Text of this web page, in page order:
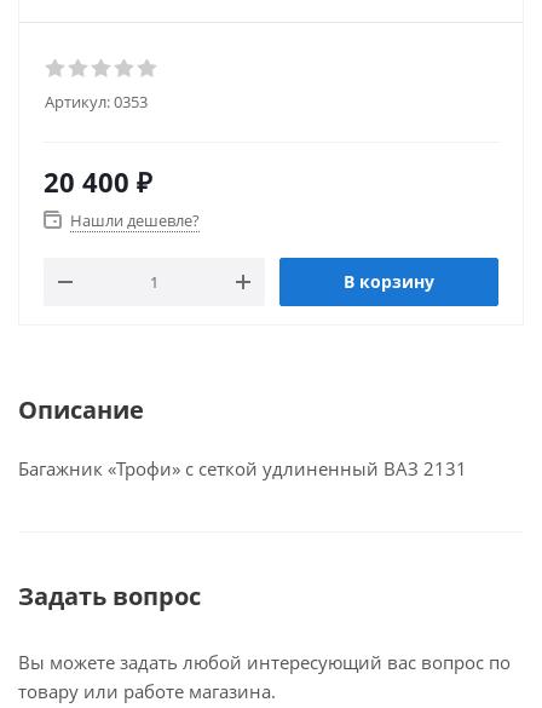
Артикул:0353
20 400 ₽
Нашли дешевле?
В корзину
Описание
Багажник «Трофи» с сеткой удлиненный ВАЗ 2131
Задать вопрос
Вы можете задать любой интересующий вас вопрос по
товару или работе магазина.